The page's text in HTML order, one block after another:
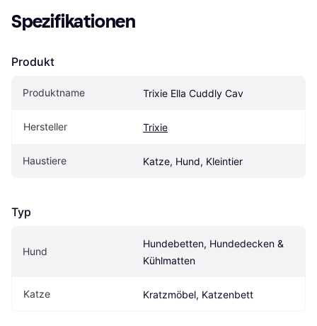
Spezifikationen
Produkt
Produktname Trixie Ella Cuddly Cav
Hersteller Trixie
Haustiere Katze, Hund, Kleintier
Typ
Hund
Hundebetten, Hundedecken &
Kühlmatten
Katze Kratzmöbel, Katzenbett